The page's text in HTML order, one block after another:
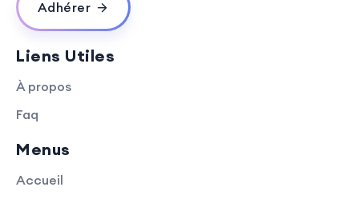
Adhérer
Liens Utiles
À propos
Faq
Menus
Accueil